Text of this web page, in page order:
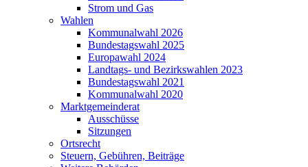
Strom und Gas
Wahlen
Kommunalwahl 2026
Bundestagswahl 2025
Europawahl 2024
Landtags- und Bezirkswahlen 2023
Bundestagswahl 2021
Kommunalwahl 2020
Marktgemeinderat
Ausschüsse
Sitzungen
Ortsrecht
Steuern, Gebühren, Beiträge